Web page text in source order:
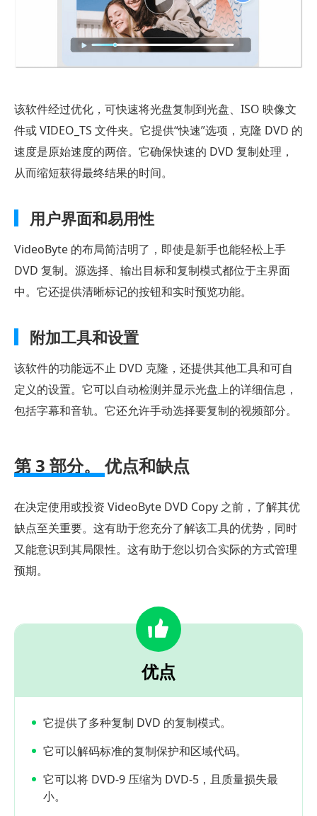
该软件经过优化，可快速将光盘复制到光盘、ISO 映像文
件或 VIDEO_TS 文件夹。它提供“快速”选项，克隆 DVD 的
速度是原始速度的两倍。它确保快速的 DVD 复制处理，
从而缩短获得最终结果的时间。
用户界面和易用性
VideoByte 的布局简洁明了，即使是新手也能轻松上手
DVD 复制。源选择、输出目标和复制模式都位于主界面
中。它还提供清晰标记的按钮和实时预览功能。
附加工具和设置
该软件的功能远不止 DVD 克隆，还提供其他工具和可自
定义的设置。它可以自动检测并显示光盘上的详细信息，
包括字幕和音轨。它还允许手动选择要复制的视频部分。
第 3 部分。优点和缺点
在决定使用或投资 VideoByte DVD Copy 之前，了解其优
缺点至关重要。这有助于您充分了解该工具的优势，同时
又能意识到其局限性。这有助于您以切合实际的方式管理
预期。
优点
它提供了多种复制 DVD 的复制模式。
它可以解码标准的复制保护和区域代码。
它可以将 DVD-9 压缩为 DVD-5，且质量损失最
小。